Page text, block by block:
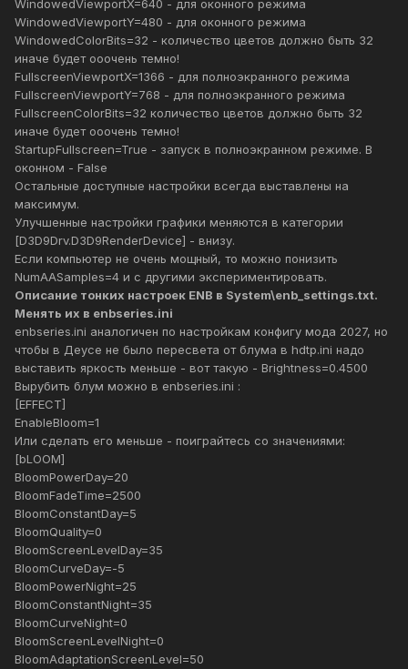
WindowedViewportX=640 - для оконного режима
WindowedViewportY=480 - для оконного режима
WindowedColorBits=32 - количество цветов должно быть 32
иначе будет ооочень темно!
FullscreenViewportX=1366 - для полноэкранного режима
FullscreenViewportY=768 - для полноэкранного режима
FullscreenColorBits=32 количество цветов должно быть 32
иначе будет ооочень темно!
StartupFullscreen=True - запуск в полноэкранном режиме. В
оконном - False
Остальные доступные настройки всегда выставлены на
макcимум.
Улучшенные настройки графики меняются в категории
[D3D9Drv.D3D9RenderDevice] - внизу.
Если компьютер не очень мощный, то можно понизить
NumAASamples=4 и с другими экспериментировать.
Описание тонких настроек ENB в System\enb_settings.txt.
Менять их в enbseries.ini
enbseries.ini аналогичен по настройкам конфигу мода 2027, но
чтобы в Деусе не было пересвета от блума в hdtp.ini надо
выставить яркость меньше - вот такую - Brightness=0.4500
Вырубить блум можно в enbseries.ini :
[EFFECT]
EnableBloom=1
Или сделать его меньше - поиграйтесь со значениями:
[bLOOM]
BloomPowerDay=20
BloomFadeTime=2500
BloomConstantDay=5
BloomQuality=0
BloomScreenLevelDay=35
BloomCurveDay=-5
BloomPowerNight=25
BloomConstantNight=35
BloomCurveNight=0
BloomScreenLevelNight=0
BloomAdaptationScreenLevel=50